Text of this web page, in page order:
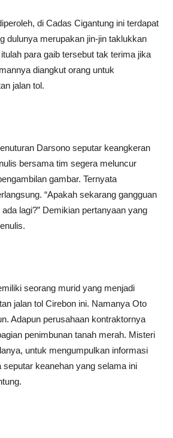
di Cadas Cigantung ini terdapat
dulunya merupakan jin-jin taklukkan
para gaib tersebut tak terima jika
diangkut orang untuk
jalan tol.
Darsono seputar keangkeran
bersama tim segera meluncur
gambar. Ternyata
“Apakah sekarang gangguan
lagi?” Demikian pertanyaan yang
seorang murid yang menjadi
jalan tol Cirebon ini. Namanya Oto
Adapun perusahaan kontraktornya
penimbunan tanah merah. Misteri
untuk mengumpulkan informasi
keanehan yang selama ini